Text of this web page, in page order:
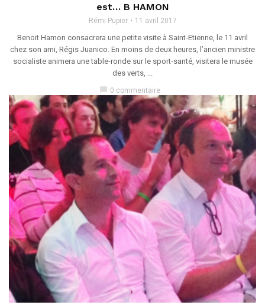
est… B HAMON
Rémi Pupier 11 avril 2017
Benoit Hamon consacrera une petite visite à Saint-Etienne, le 11 avril
chez son ami, Régis Juanico. En moins de deux heures, l’ancien ministre
socialiste animera une table-ronde sur le sport-santé, visitera le musée
des verts, ...
chat_bubble 0 commentaire